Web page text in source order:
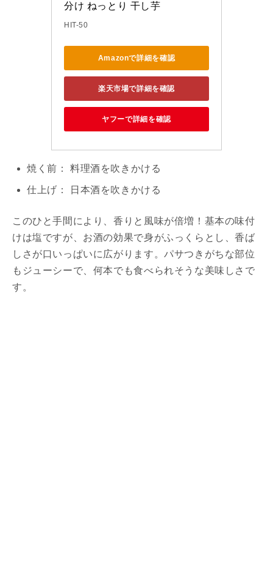
分け ねっとり 干し芋
HIT-50
Amazonで詳細を確認
楽天市場で詳細を確認
ヤフーで詳細を確認
焼く前： 料理酒を吹きかける
仕上げ： 日本酒を吹きかける
このひと手間により、香りと風味が倍増！基本の味付
けは塩ですが、お酒の効果で身がふっくらとし、香ば
しさが口いっぱいに広がります。パサつきがちな部位
もジューシーで、何本でも食べられそうな美味しさで
す。